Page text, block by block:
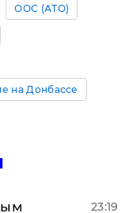
ООС (АТО)
на Донбассе
23:19